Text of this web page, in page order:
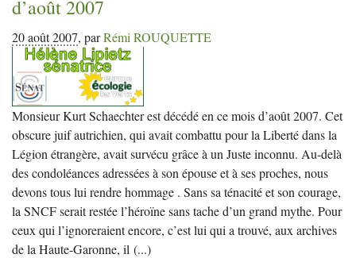
d’août 2007
20 août 2007, parRémi ROUQUETTE
Monsieur Kurt Schaechter est décédé en ce mois d’août 2007. Cet
obscure juif autrichien, qui avait combattu pour la Liberté dans la
Légion étrangère, avait survécu grâce à un Juste inconnu. Au-delà
des condoléances adressées à son épouse et à ses proches, nous
devons tous lui rendre hommage . Sans sa ténacité et son courage,
la SNCF serait restée l’héroïne sans tache d’un grand mythe. Pour
ceux qui l’ignoreraient encore, c’est lui qui a trouvé, aux archives
de la Haute-Garonne, il (...)